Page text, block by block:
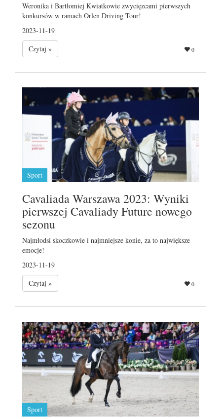
Weronika i Bartłomiej Kwiatkowie zwycięzcami pierwszych
konkursów w ramach Orlen Driving Tour!
2023-11-19
Czytaj »
0
Sport
Cavaliada Warszawa 2023: Wyniki
pierwszej Cavaliady Future nowego
sezonu
Najmłodsi skoczkowie i najmniejsze konie, za to największe
emocje!
2023-11-19
Czytaj »
0
Sport